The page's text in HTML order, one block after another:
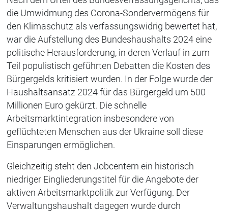
die Umwidmung des Corona-Sondervermögens für
den Klimaschutz als verfassungswidrig bewertet hat,
war die Aufstellung des Bundeshaushalts 2024 eine
politische Herausforderung, in deren Verlauf in zum
Teil populistisch geführten Debatten die Kosten des
Bürgergelds kritisiert wurden. In der Folge wurde der
Haushaltsansatz 2024 für das Bürgergeld um 500
Millionen Euro gekürzt. Die schnelle
Arbeitsmarktintegration insbesondere von
geflüchteten Menschen aus der Ukraine soll diese
Einsparungen ermöglichen.
Gleichzeitig steht den Jobcentern ein historisch
niedriger Eingliederungstitel für die Angebote der
aktiven Arbeitsmarktpolitik zur Verfügung. Der
Verwaltungshaushalt dagegen wurde durch